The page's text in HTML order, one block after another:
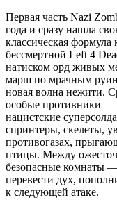
Первая часть Nazi
года и сразу нашла
классическая
бессмертной Left 4
натиском орд живых
марш по мрачным
новая волна нежити.
особые противники —
нацистские
спринтеры, скелеты,
противогазах,
птицы. Между
безопасные комнаты
перевести дух,
к следующей атаке.